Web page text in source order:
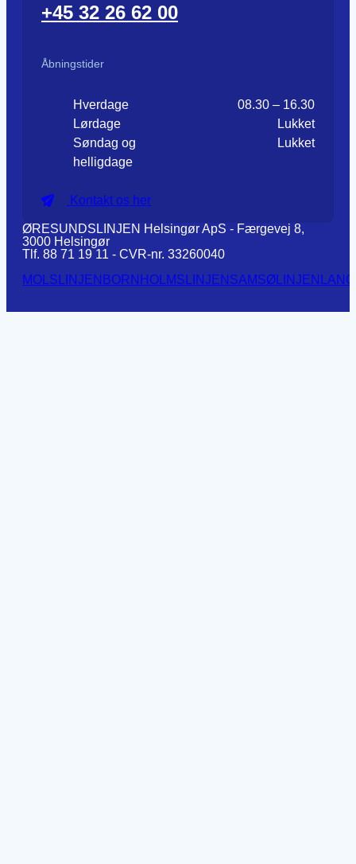
+45 32 26 62 00
Åbningstider
Hverdage
08.30 – 16.30
Lørdage
Lukket
Søndag og
helligdage
Lukket
Kontakt os her
ØRESUNDSLINJEN Helsingør ApS - Færgevej 8,
3000 Helsingør
Tlf. 88 71 19 11 - CVR-nr. 33260040
MOLSLINJEN BORNHOLMSLINJEN SAMSØLINJEN